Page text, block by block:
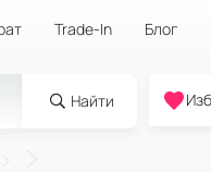
Trade-In Блог
Найти